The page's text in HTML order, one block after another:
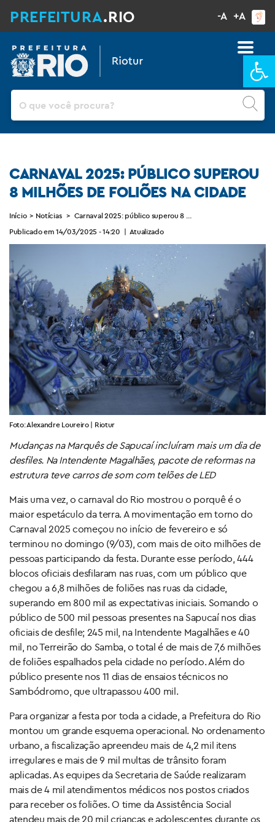
PREFEITURA.RIO -A +A
CARNAVAL 2025: PÚBLICO SUPEROU
8 MILHÕES DE FOLIÕES NA CIDADE
Início > Notícias > Carnaval 2025: público superou 8 milhões de foliões na
Publicado em 14/03/2025 - 14:20 | Atualizado
Foto: Alexandre Loureiro | Riotur
Mudanças na Marquês de Sapucaí incluíram mais um dia de
desfiles. Na Intendente Magalhães, pacote de reformas na
estrutura teve carros de som com telões de LED
Mais uma vez, o carnaval do Rio mostrou o porquê é o
maior espetáculo da terra. A movimentação em torno do
Carnaval 2025 começou no início de fevereiro e só
terminou no domingo (9/03), com mais de oito milhões de
pessoas participando da festa. Durante esse período, 444
blocos oficiais desfilaram nas ruas, com um público que
chegou a 6,8 milhões de foliões nas ruas da cidade,
superando em 800 mil as expectativas iniciais. Somando o
público de 500 mil pessoas presentes na Sapucaí nos dias
oficiais de desfile; 245 mil, na Intendente Magalhães e 40
mil, no Terreirão do Samba, o total é de mais de 7,6 milhões
de foliões espalhados pela cidade no período. Além do
público presente nos 11 dias de ensaios técnicos no
Sambódromo, que ultrapassou 400 mil.
Para organizar a festa por toda a cidade, a Prefeitura do Rio
montou um grande esquema operacional. No ordenamento
urbano, a fiscalização apreendeu mais de 4,2 mil itens
irregulares e mais de 9 mil multas de trânsito foram
aplicadas. As equipes da Secretaria de Saúde realizaram
mais de 4 mil atendimentos médicos nos postos criados
para receber os foliões. O time da Assistência Social
atendeu mais de 20 mil crianças e adolescentes durante os